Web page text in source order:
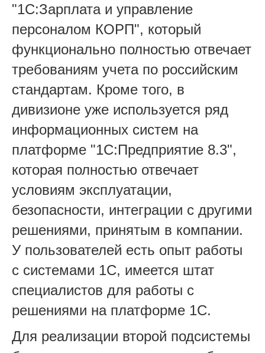
"1С:Зарплата и управление
персоналом КОРП", который
функционально полностью отвечает
требованиям учета по российским
стандартам. Кроме того, в
дивизионе уже используется ряд
информационных систем на
платформе "1С:Предприятие 8.3",
которая полностью отвечает
условиям эксплуатации,
безопасности, интеграции с другими
решениями, принятым в компании.
У пользователей есть опыт работы
с системами 1С, имеется штат
специалистов для работы с
решениями на платформе 1С.
Для реализации второй подсистемы